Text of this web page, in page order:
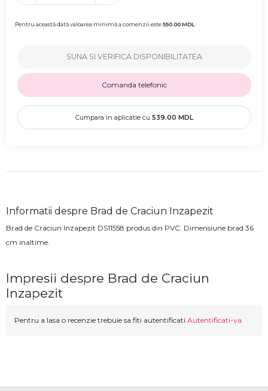
Pentru această dată valoarea minimă a comenzii este550.00MDL
SUNA SI VERIFICA DISPONIBILITATEA
Comanda telefonic
Cumpara in aplicatie cu 539.00 MDL
Informatii despre Brad de Craciun Inzapezit
Brad de Craciun Inzapezit DS11558 produs din PVC. Dimensiune brad 36
cm inaltime.
Impresii despre Brad de Craciun
Inzapezit
Pentru a lasa o recenzie trebuie sa fiti autentificati Autentificati-va